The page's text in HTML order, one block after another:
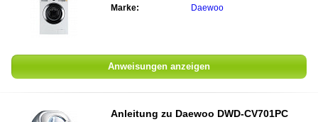
Marke: Daewoo
Anweisungen anzeigen
Anleitung zu Daewoo DWD-CV701PC